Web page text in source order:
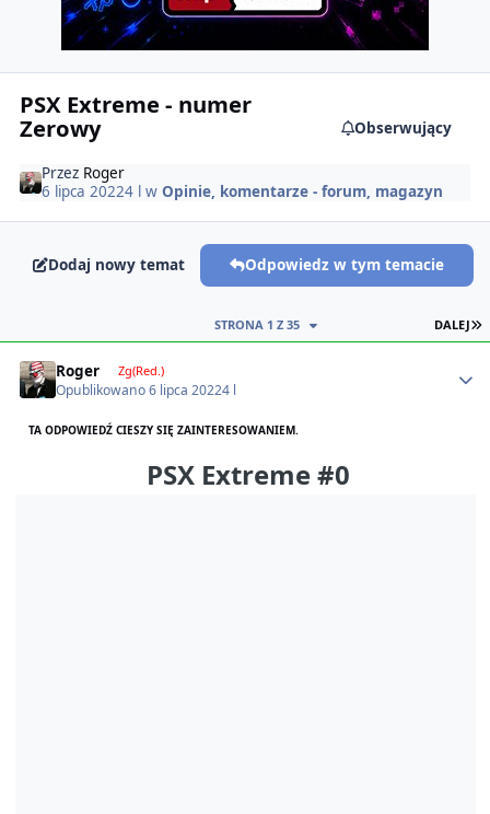
PSX Extreme - numer
Zerowy Obserwujący
Przez Roger
6 lipca 20224 l w Opinie, komentarze - forum, magazyn
Dodaj nowy temat Odpowiedz w tym temacie
DALEJ
STRONA 1 Z 35
Roger Zg(Red.)
Opublikowano6 lipca 20224 l
TA ODPOWIEDŹ CIESZY SIĘ ZAINTERESOWANIEM.
PSX Extreme #0